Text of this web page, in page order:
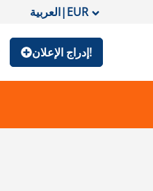
العربية|EUR
إدراج الإعلان!